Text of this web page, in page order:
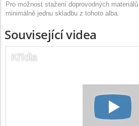
Pro možnost stažení doprovodných
minimálně jednu skladbu z tohoto alba.
Související videa
Křídla